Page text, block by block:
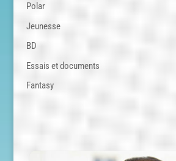
Polar
Jeunesse
BD
Essais et documents
Fantasy